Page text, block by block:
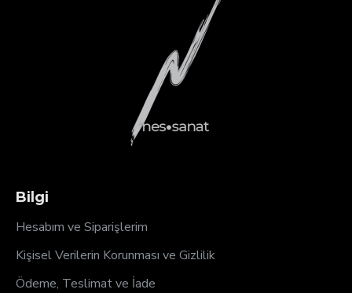
Bilgi
Hesabım ve Siparişlerim
Kişisel Verilerin Korunması ve Gizlilik
Ödeme, Teslimat ve İade